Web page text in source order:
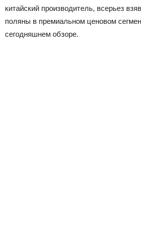
китайский производитель, всерьез
поляны в премиальном ценовом
сегодняшнем обзоре.